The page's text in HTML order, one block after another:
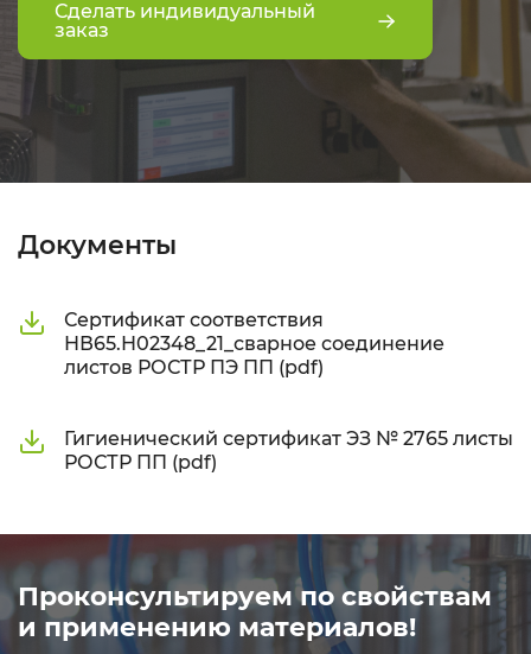
Сделать индивидуальный
заказ
Документы
Сертификат соответствия
НВ65.Н02348_21_сварное соединение
листов РОСТР ПЭ ПП (pdf)
Гигиенический сертификат ЭЗ № 2765 листы
РОСТР ПП (pdf)
Проконсультируем по свойствам
и применению материалов!